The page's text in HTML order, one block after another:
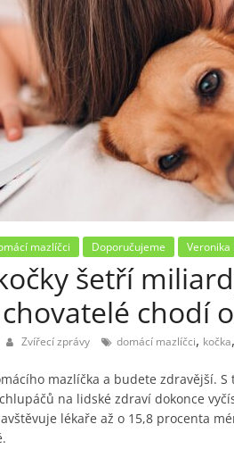
mazlíčci Doporučujeme Veronika
šetří
chovatelé chodí
Zvířecí zprávy domácí mazlíčci, kočka,
mazlíčka a budete zdravější.
na lidské zdraví dokonce
lékaře až o 15,8 procenta